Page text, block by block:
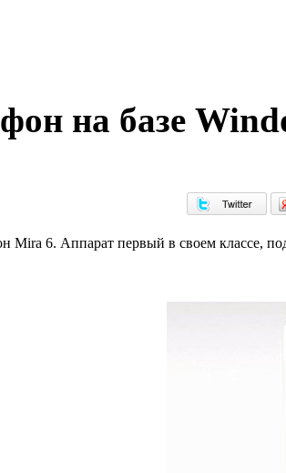
на базе
Mira 6. Аппарат первый в своем классе,